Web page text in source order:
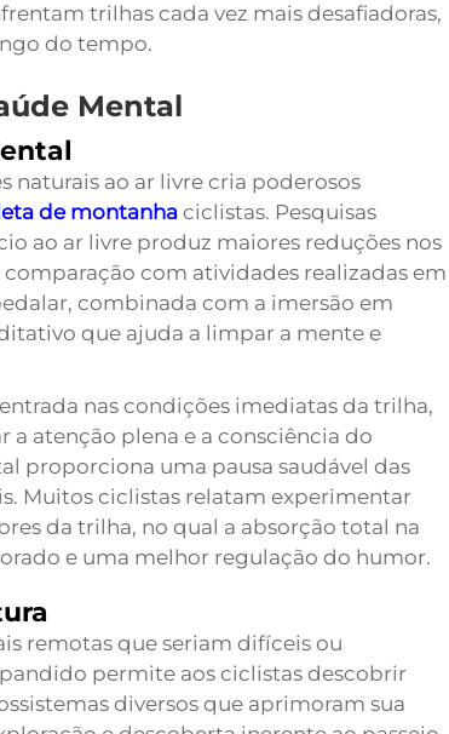
trilhas cada vez mais desafiadoras,
do tempo.
Mental
naturais ao ar livre cria poderosos
de montanha ciclistas. Pesquisas
ao ar livre produz maiores reduções nos
com atividades realizadas em
combinada com a imersão em
que ajuda a limpar a mente e
nas condições imediatas da trilha,
atenção plena e a consciência do
proporciona uma pausa saudável das
Muitos ciclistas relatam experimentar
da trilha, no qual a absorção total na
e uma melhor regulação do humor.
remotas que seriam difíceis ou
permite aos ciclistas descobrir
diversos que aprimoram sua